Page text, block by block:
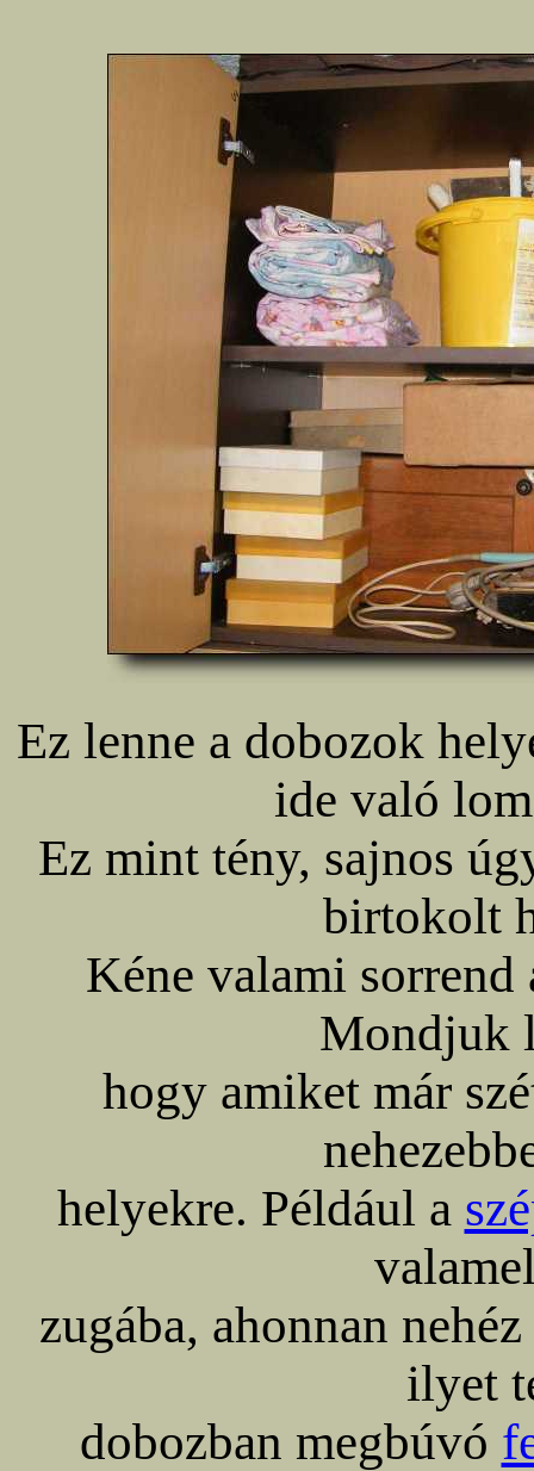
Ez lenne a dobozok
ide való
Ez mint tény, sajnos
birtokolt
Kéne valami
Mondjuk
hogy amiket már
helyekre. Például a
zugába, ahonnan
ilyet
dobozban megbúvó